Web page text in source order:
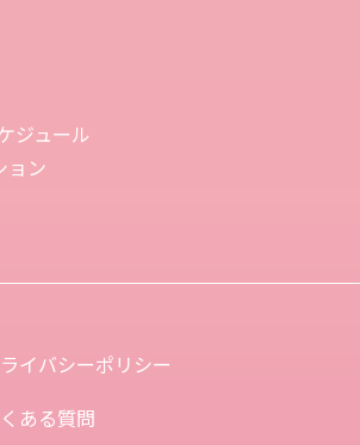
ジュール
ョン
イバシーポリシー
ある質問